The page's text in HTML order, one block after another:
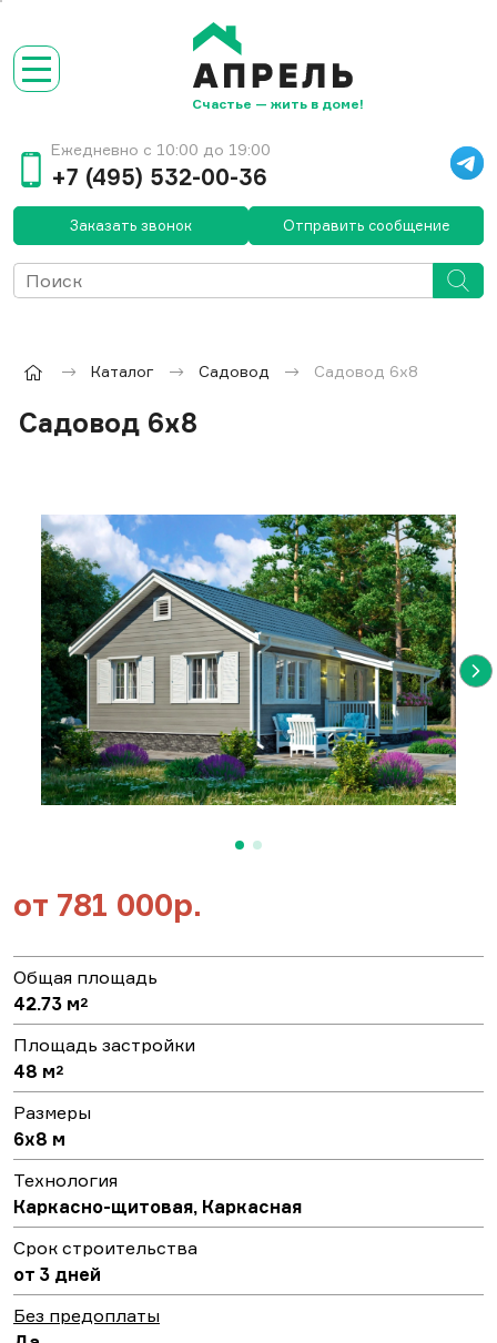
Счастье — жить в доме!
Ежедневно с 10:00 до 19:00
+7 (495) 532-00-36
Заказать звонок Отправить сообщение
Каталог Садовод Садовод 6х8
Садовод 6х8
от 781 000р.
Общая площадь
42.73 м2
Площадь застройки
48 м2
Размеры
6х8 м
Технология
Каркасно-щитовая, Каркасная
Срок строительства
от 3 дней
Без предоплаты